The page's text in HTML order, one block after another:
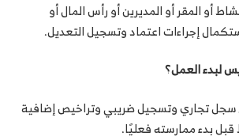
أو المقر أو المديرين أو رأس المال أو
إجراءات اعتماد وتسجيل التعديل.
لبدء العمل؟
سجل تجاري وتسجيل ضريبي وتراخيص إضافية
بدء ممارسته فعليًا.